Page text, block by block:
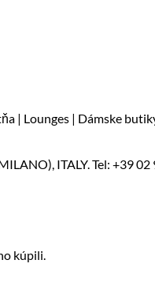
| Lounges | Dámske
ITALY. Tel: +39
kúpili.